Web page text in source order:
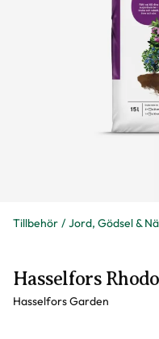
Tillbehör Jord, Gödsel &
Hasselfors
Hasselfors Garden